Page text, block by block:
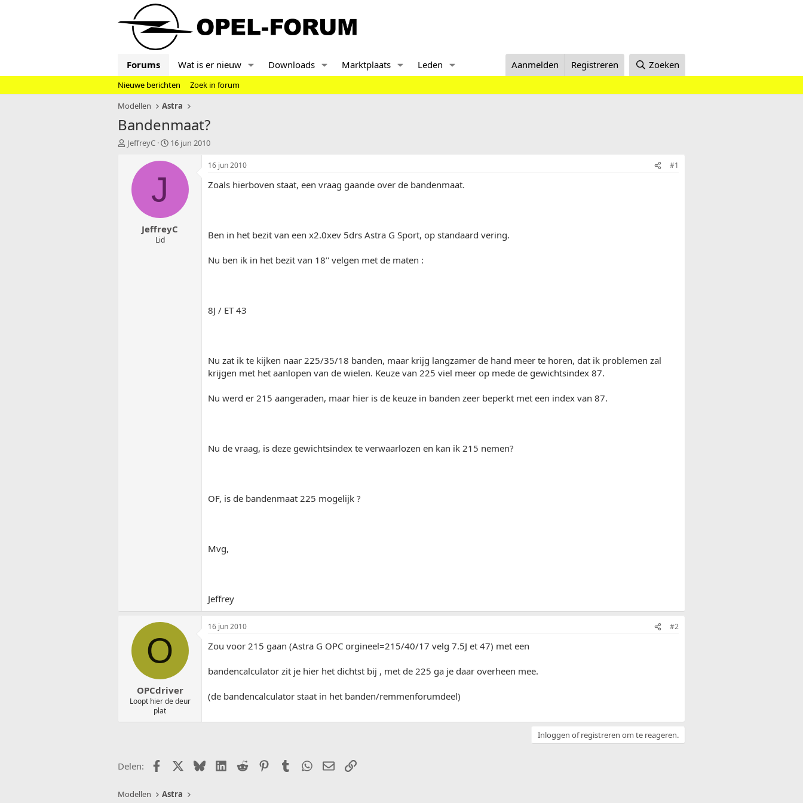
Forums Wat is er nieuw Downloads Marktplaats Leden Aanmelden Registreren Zoeken
Nieuwe berichten
Zoek in forum
Modellen
Astra
Bandenmaat?
T
JeffreyC
S
a
t
u
16 jun 2010
J
JeffreyC
Lid
16 jun 2010 #1
Zoals hierboven staat, een vraag gaande over de bandenmaat.
Ben in het bezit van een x2.0xev 5drs Astra G Sport, op standaard vering.
Nu ben ik in het bezit van 18'' velgen met de maten :
8J / ET 43
Nu zat ik te kijken naar 225/35/18 banden, maar krijg langzamer de hand meer te horen, dat ik problemen zal
krijgen met het aanlopen van de wielen. Keuze van 225 viel meer op mede de gewichtsindex 87.
Nu werd er 215 aangeraden, maar hier is de keuze in banden zeer beperkt met een index van 87.
Nu de vraag, is deze gewichtsindex te verwaarlozen en kan ik 215 nemen?
OF, is de bandenmaat 225 mogelijk ?
Mvg,
Jeffrey
O
OPCdriver
Loopt hier de deur
plat
16 jun 2010 #2
Zou voor 215 gaan (Astra G OPC orgineel=215/40/17 velg 7.5J et 47) met een
bandencalculator zit je hier het dichtst bij , met de 225 ga je daar overheen mee.
(de bandencalculator staat in het banden/remmenforumdeel)
Inloggen of registreren om te reageren.
Delen: FacebookX (Twitter)
BlueskyLinkedIn
Reddit PinterestTumblr WhatsApp
E-mailLink
Modellen Astra